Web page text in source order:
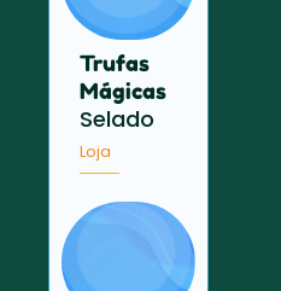
Trufas
Mágicas
Selado
Loja